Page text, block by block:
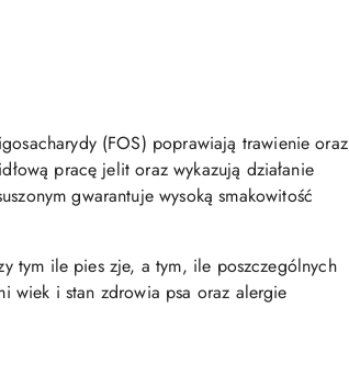
(FOS) poprawiają trawienie oraz
pracę jelit oraz wykazują działanie
gwarantuje wysoką smakowitość
tym ile pies zje, a tym, ile poszczególnych
wiek i stan zdrowia psa oraz alergie